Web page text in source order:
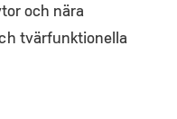
och nära
tvärfunktionella